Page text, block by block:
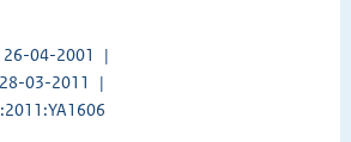
04-2001
03-2011